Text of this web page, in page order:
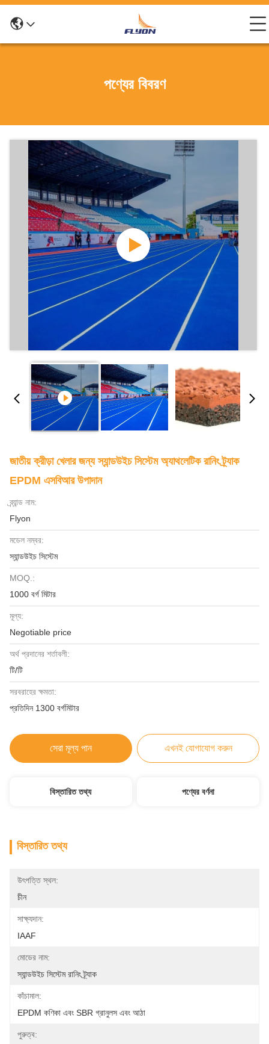
পণ্যের বিবরণ
জাতীয় ক্রীড়া খেলার জন্য স্যান্ডউইচ সিস্টেম অ্যাথলেটিক রানিং ট্র্যাক
EPDM এসবিআর উপাদান
ব্র্যান্ড নাম:
Flyon
মডেল নম্বর:
স্যান্ডউইচ সিস্টেম
MOQ.:
1000 বর্গ মিটার
মূল্য:
Negotiable price
অর্থ প্রদানের শর্তাবলী:
টি/টি
সরবরাহের ক্ষমতা:
প্রতিদিন 1300 বর্গমিটার
সেরা মূল্য পান এখনই যোগাযোগ করুন
বিস্তারিত তথ্য পণ্যের বর্ণনা
বিস্তারিত তথ্য
উৎপত্তি স্থল:
চীন
সাক্ষ্যদান:
IAAF
মোডের নাম:
স্যান্ডউইচ সিস্টেম রানিং ট্র্যাক
কাঁচামাল:
EPDM কণিকা এবং SBR গ্রানুলস এবং আঠা
পুরুত্ব: